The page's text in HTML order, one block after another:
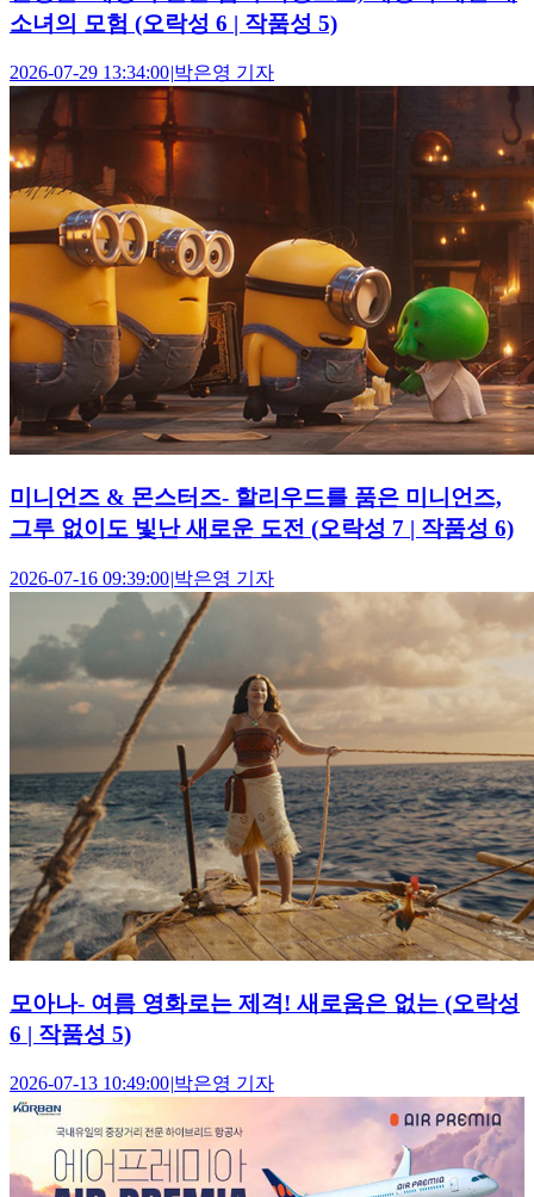
소녀의 모험 (오락성 6 | 작품성 5)
2026-07-29 13:34:00|박은영 기자
미니언즈 & 몬스터즈- 할리우드를 품은 미니언즈,
그루 없이도 빛난 새로운 도전 (오락성 7 | 작품성 6)
2026-07-16 09:39:00|박은영 기자
모아나- 여름 영화로는 제격! 새로움은 없는 (오락성
6 | 작품성 5)
2026-07-13 10:49:00|박은영 기자